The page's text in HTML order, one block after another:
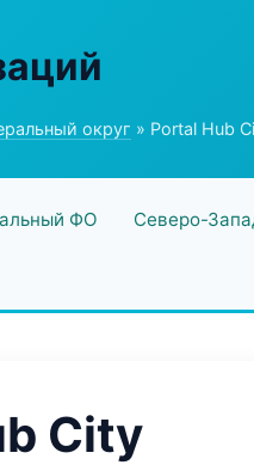
округ » Portal Hub
ФО Северо-
City